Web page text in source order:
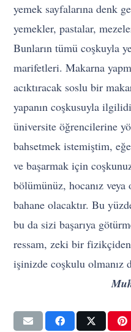
yemek sayfalarına denk
yemekler, pastalar,
Bunların tümü coşkuyla
marifetleri. Makarna
acıktıracak soslu bir
yapanın coşkusuyla
üniversite öğrencilerine
bahsetmek istemiştim,
ve başarmak için
bölümünüz, hocanız veya
bahane olacaktır. Bu
bu da sizi başarıya
ressam, zeki bir
işinizde coşkulu olmanız